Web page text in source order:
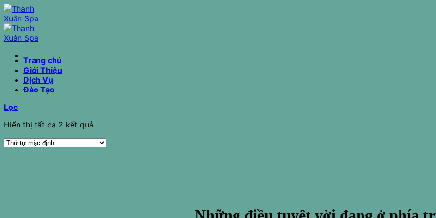
Chuyển
đến
nội
dung
Trang chủ
Giới Thiệu
Dịch Vụ
Đào Tạo
Lọc
Hiển thị tất cả 2 kết quả